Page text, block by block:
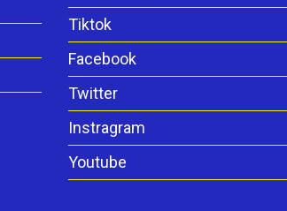
Tiktok
Facebook
Twitter
Instragram
Youtube